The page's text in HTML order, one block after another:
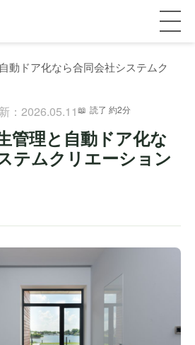
動ドア化なら合同会社システムク
：2026.05.11 読了 約2分
管理と自動ドア化な
テムクリエーション